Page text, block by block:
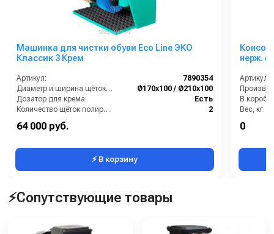
Машинка для чистки обуви Eco Line ЭКО
Классик 3 Крем
Артикул:
7890354
Диаметр и ширина щёток (мм):
Ø170х100 / Ø210х100
Дозатор для крема:
Есть
Количество щёток полировки (шт):
2
Мощность (Вт):
64 000 руб.
⚡ В корзину
Консоль
нерж. (
Артикул:
В
Вес, кг:
Размер
0
⚡Сопутствующие товары